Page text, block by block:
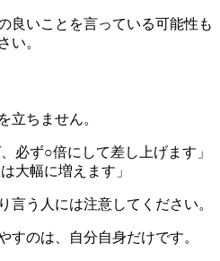
良いことを言っている可能性も
い。
立ちません。
必ず○倍にして差し上げます」
大幅に増えます」
言う人には注意してください。
すのは、自分自身だけです。